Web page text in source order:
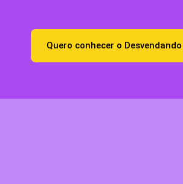
Quero conhecer o